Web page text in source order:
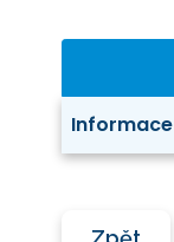
Informace